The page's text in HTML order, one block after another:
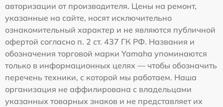
авторизации от производителя. Цены на ремонт,
указанные на сайте, носят исключительно
ознакомительный характер и не являются публичной
офертой согласно п. 2 ст. 437 ГК РФ. Названия и
обозначения торговой марки Yamaha упоминаются
только в информационных целях — чтобы обозначить
перечень техники, с которой мы работаем. Наша
организация не аффилирована с владельцами
указанных товарных знаков и не представляет их